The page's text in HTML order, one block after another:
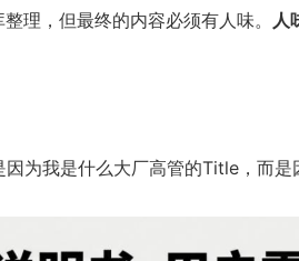
理，但最终的内容必须有人味。 人
为我是什么大厂高管的Title，而是